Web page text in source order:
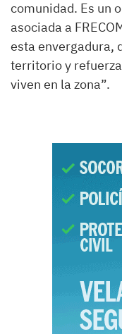
comunidad. Es un
asociada a
esta envergadura,
territorio y
viven en la zona”.